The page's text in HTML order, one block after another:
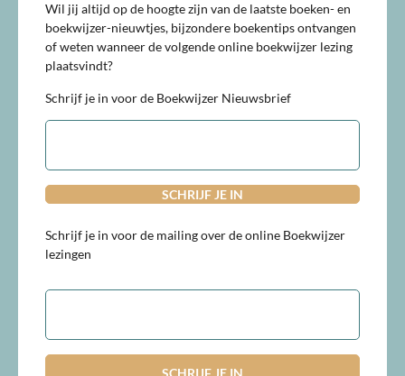
Wil jij altijd op de hoogte zijn van de laatste boeken- en
boekwijzer-nieuwtjes, bijzondere boekentips ontvangen
of weten wanneer de volgende online boekwijzer lezing
plaatsvindt?
Schrijf je in voor de Boekwijzer Nieuwsbrief
E-
Schrijf je in voor de mailing over de online Boekwijzer
lezingen
E-